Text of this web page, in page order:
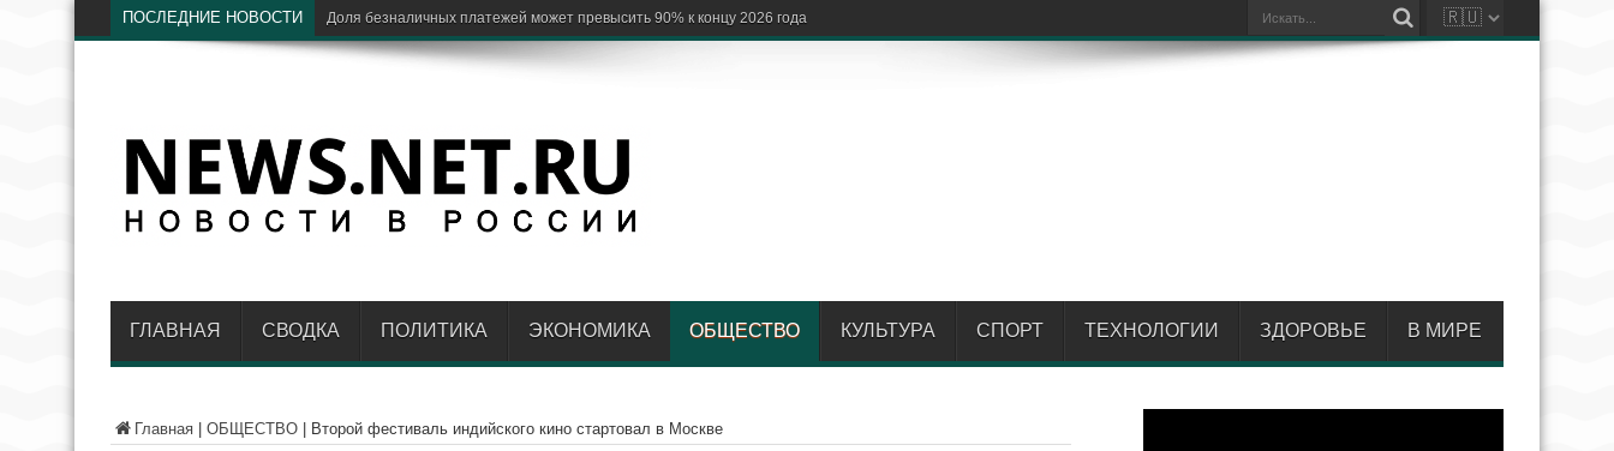
ПОСЛЕДНИЕ НОВОСТИ ЦБ:
ГЛАВНАЯ СВОДКА ПОЛИТИКА ЭКОНОМИКА ОБЩЕСТВО КУЛЬТУРА СПОРТ ТЕХНОЛОГИИ ЗДОРОВЬЕ В МИРЕ
Главная ОБЩЕСТВО Второй фестиваль индийского кино стартовал в Москве